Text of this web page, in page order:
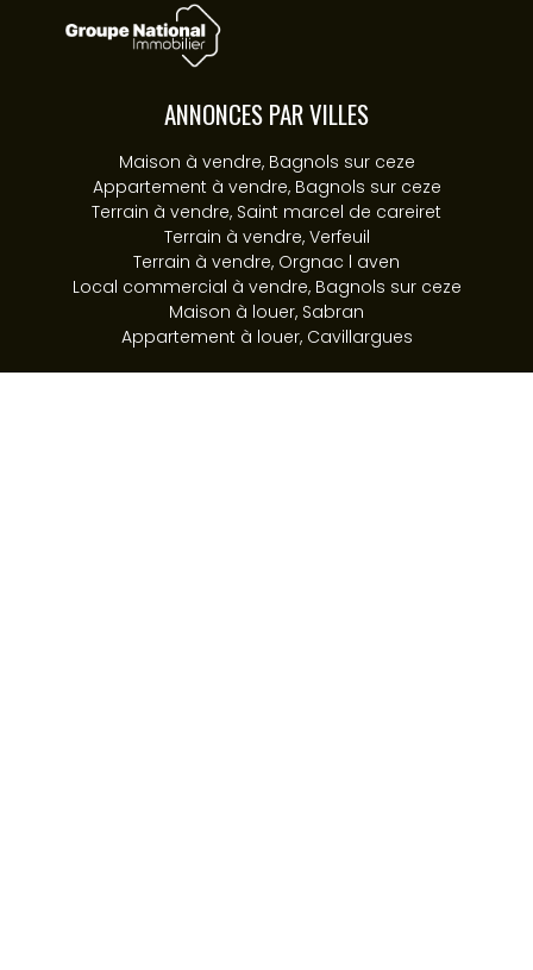
ANNONCES PAR VILLES
Maison à vendre, Bagnols sur ceze
Appartement à vendre, Bagnols sur ceze
Terrain à vendre, Saint marcel de careiret
Terrain à vendre, Verfeuil
Terrain à vendre, Orgnac l aven
Local commercial à vendre, Bagnols sur ceze
Maison à louer, Sabran
Appartement à louer, Cavillargues